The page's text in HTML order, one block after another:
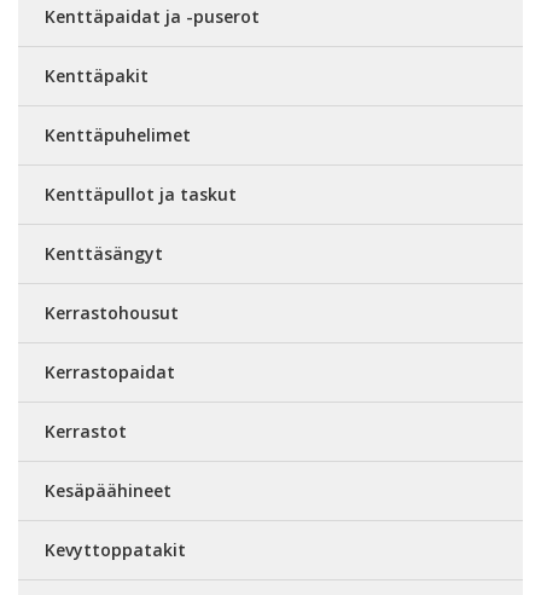
Kenttäpaidat ja -puserot
Kenttäpakit
Kenttäpuhelimet
Kenttäpullot ja taskut
Kenttäsängyt
Kerrastohousut
Kerrastopaidat
Kerrastot
Kesäpäähineet
Kevyttoppatakit